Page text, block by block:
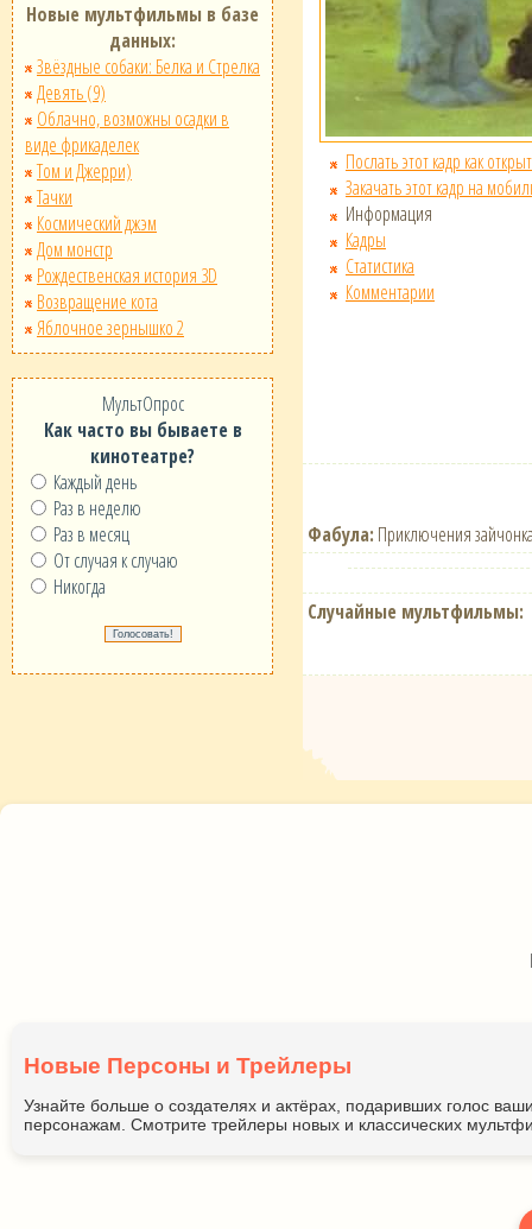
Новые мультфильмы в базе
данных:
Звёздные собаки: Белка и Стрелка
Девять (9)
Облачно, возможны осадки в
виде фрикаделек
Том и Джерри)
Тачки
Космический джэм
Дом монстр
Рождественская история 3D
Возвращение кота
Яблочное зернышко 2
МультОпрос
Как часто вы бываете в
кинотеатре?
Каждый день
Раз в неделю
Раз в месяц
От случая к случаю
Никогда
Послать этот кадр как
Закачать этот кадр на
Информация
Кадры
Статистика
Комментарии
Фабула: Приключения
Случайные мультфильмы:
Новые Персоны и Трейлеры
Узнайте больше о создателях и актёрах, подаривших голос
персонажам. Смотрите трейлеры новых и классических